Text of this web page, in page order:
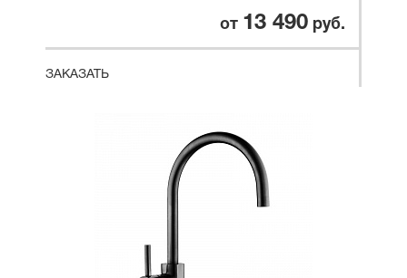
от 13 490 руб.
ЗАКАЗАТЬ